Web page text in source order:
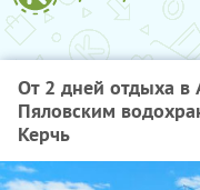
От 2 дней отдыха в
Пяловским
Керчь